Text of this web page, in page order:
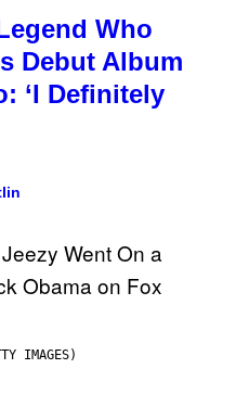
Who
Debut Album
‘I Definitely
IMAGES)